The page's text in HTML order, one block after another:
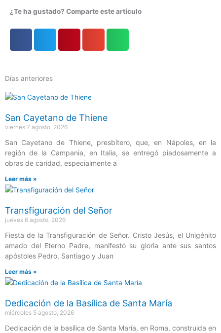
¿Te ha gustado? Comparte este artículo
Días anteriores
San Cayetano de Thiene
viernes 7 agosto, 2026
San Cayetano de Thiene, presbítero, que, en Nápoles, en la
región de la Campania, en Italia, se entregó piadosamente a
obras de caridad, especialmente a
Leer más »
Transfiguración del Señor
jueves 6 agosto, 2026
Fiesta de la Transfiguración de Señor. Cristo Jesús, el Unigénito
amado del Eterno Padre, manifestó su gloria ante sus santos
apóstoles Pedro, Santiago y Juan
Leer más »
Dedicación de la Basílica de Santa María
miércoles 5 agosto, 2026
Dedicación de la basílica de Santa María, en Roma, construida en
Página
Página
Página
Página
Página